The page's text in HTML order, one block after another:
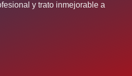
y trato inmejorable a